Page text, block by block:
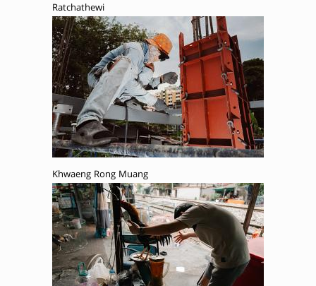
Ratchathewi
Khwaeng Rong Muang